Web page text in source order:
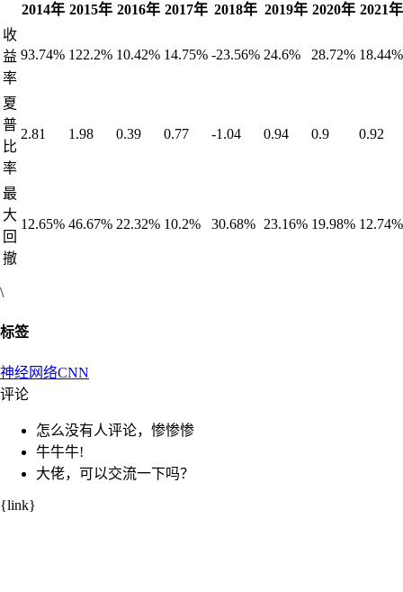
2014年 2015年 2016年 2017年 2018年 2019年 2020年 2021年
收
益
率
93.74% 122.2% 10.42% 14.75% -23.56% 24.6% 28.72% 18.44%
夏
普
比
率
2.81 1.98 0.39 0.77 -1.04 0.94 0.9 0.92
最
大
回
撤
12.65% 46.67% 22.32% 10.2% 30.68% 23.16% 19.98% 12.74%
\
标签
神经网络CNN
评论
怎么没有人评论，惨惨惨
牛牛牛!
大佬，可以交流一下吗？
{link}